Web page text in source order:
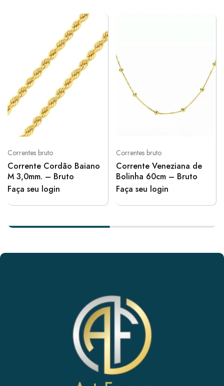
Correntes bruto
Corrente Cordão Baiano
M 3,0mm. – Bruto
Faça seu login
Correntes bruto
Corrente Veneziana de
Bolinha 60cm – Bruto
Faça seu login